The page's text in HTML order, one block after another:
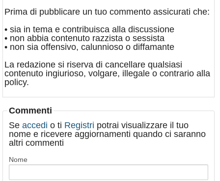
Prima di pubblicare un tuo commento assicurati che:
• sia in tema e contribuisca alla discussione
• non abbia contenuto razzista o sessista
• non sia offensivo, calunnioso o diffamante
La redazione si riserva di cancellare qualsiasi
contenuto ingiurioso, volgare, illegale o contrario alla
policy.
Commenti
Se accedi o ti Registri potrai visualizzare il tuo
nome e ricevere aggiornamenti quando ci saranno
altri commenti
Nome